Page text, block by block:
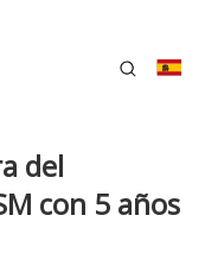
del
con 5 años